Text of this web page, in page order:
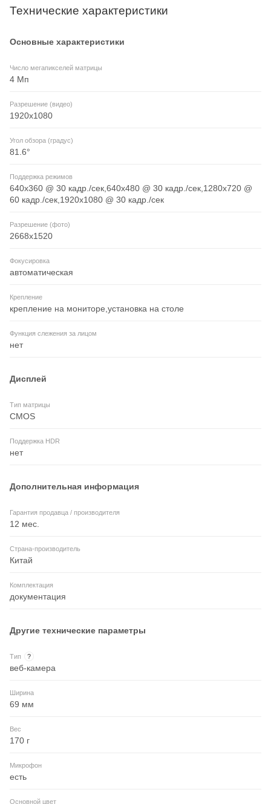
Технические характеристики
Основные характеристики
Число мегапикселей матрицы
4 Мп
Разрешение (видео)
1920x1080
Угол обзора (градус)
81.6°
Поддержка режимов
640x360 @ 30 кадр./сек,640x480 @ 30 кадр./сек,1280x720 @
60 кадр./сек,1920x1080 @ 30 кадр./сек
Разрешение (фото)
2668x1520
Фокусировка
автоматическая
Крепление
крепление на мониторе,установка на столе
Функция слежения за лицом
нет
Дисплей
Тип матрицы
CMOS
Поддержка HDR
нет
Дополнительная информация
Гарантия продавца / производителя
12 мес.
Страна-производитель
Китай
Комплектация
документация
Другие технические параметры
Тип ?
веб-камера
Ширина
69 мм
Вес
170 г
Микрофон
есть
Основной цвет